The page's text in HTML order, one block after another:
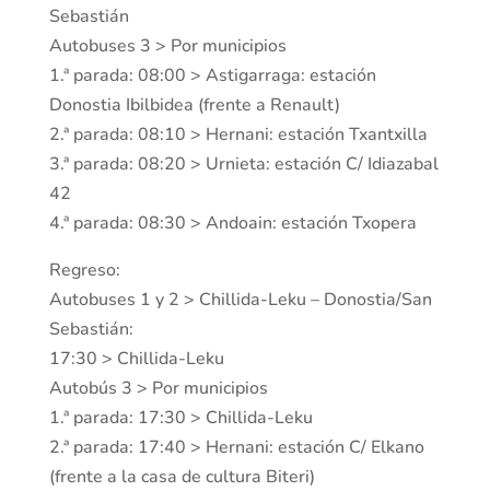
Sebastián
Autobuses 3 > Por municipios
1.ª parada: 08:00 > Astigarraga: estación
Donostia Ibilbidea (frente a Renault)
2.ª parada: 08:10 > Hernani: estación Txantxilla
3.ª parada: 08:20 > Urnieta: estación C/ Idiazabal
42
4.ª parada: 08:30 > Andoain: estación Txopera
Regreso:
Autobuses 1 y 2 > Chillida-Leku – Donostia/San
Sebastián:
17:30 > Chillida-Leku
Autobús 3 > Por municipios
1.ª parada: 17:30 > Chillida-Leku
2.ª parada: 17:40 > Hernani: estación C/ Elkano
(frente a la casa de cultura Biteri)